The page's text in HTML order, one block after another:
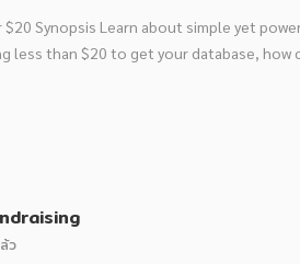
Synopsis Learn about simple yet
less than $20 to get your database, how
ว